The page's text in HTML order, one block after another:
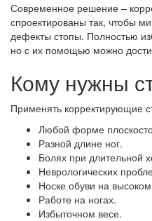
Современное решение –
спроектированы так, чтобы
дефекты стопы. Полностью
но с их помощью можно
Кому нужны
Применять корректирующие
Любой форме
Разной длине ног.
Болях при длительной
Неврологических
Носке обуви на высоком
Работе на ногах.
Избыточном весе.